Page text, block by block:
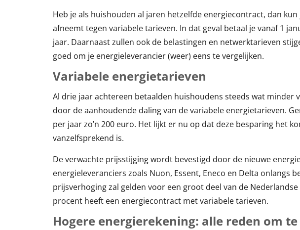
Heb je als huishouden al jaren hetzelfde energiecontract, dan
afneemt tegen variabele tarieven. In dat geval betaal je vanaf 1
jaar. Daarnaast zullen ook de belastingen en netwerktarieven
goed om je energieleverancier (weer) eens te vergelijken.
Variabele energietarieven
Al drie jaar achtereen betaalden huishoudens steeds wat minder
door de aanhoudende daling van de variabele energietarieven.
per jaar zo’n 200 euro. Het lijkt er nu op dat deze besparing het
vanzelfsprekend is.
De verwachte prijsstijging wordt bevestigd door de nieuwe
energieleveranciers zoals Nuon, Essent, Eneco en Delta onlangs
prijsverhoging zal gelden voor een groot deel van de
procent heeft een energiecontract met variabele tarieven.
Hogere energierekening: alle reden om